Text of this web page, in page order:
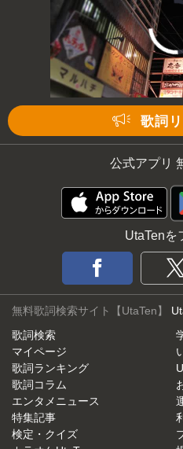
00:00/01:31
歌詞
公式アプリ
UtaTenを
無料歌詞検索サイト【UtaTen】
歌詞検索
マイページ
歌詞ランキング
歌詞コラム
エンタメニュース
特集記事
検定・クイズ